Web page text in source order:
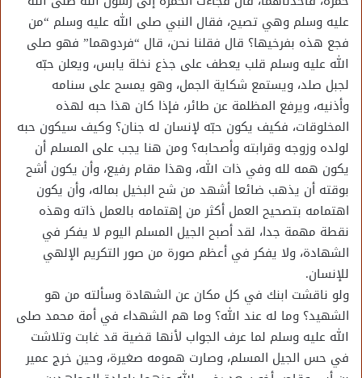
عليه وسلم وهي تصيح، فقال النبي صلى الله عليه وسلم “من
فجع هذه بفرخيها؟ قال فقلنا نحن، قال “فردوهما” فهو صلى
الله عليه وسلم قلب يعطف على جذع نخلة يابس، ويعلن حبّه
لجبل صلد، ويستمع شكاية الجمل، وهو يمسح على سنامه
وأذنيه، ويرفع المظلمة عن طائر، فإذا كان هذا حبه لهذه
المخلوقات، فكيف يكون حبّه لإنسان له جنان؟ وكيف سيكون حبه
لولده وزوجه وقرابته وأصحابه؟ ومن هنا يجب على المسلم أن
يكون همه لله وفي ذات الله، وهذا مقام رفيع، وأن يكون أشح
بوقته أن يذهب ضائعا أشهد من شح البخيل بماله، وأن يكون
اهتمامه بتصحيح العمل أكثر من إهتمامه بالعمل ذاته وهذه
نقطة مهمة جدا، لقد أصبح الجيل المسلم اليوم لا يفكر في
الشهادة، ولا يفكر في أعظم صورة من صور التكريم الإلهي
للإنسان.
ولو ناقشت ابنك في كل مكان عن الشهادة وسألته من هو
الشهيد؟ وما له عند الله؟ وما هم الشهداء في أمة محمد صلى
الله عليه وسلم لما عرف الجواب لأنها قضية قد غابت وتلاشت
في حس الجيل المسلم، وصارت همومه صغيرة، وحين خرج عمير